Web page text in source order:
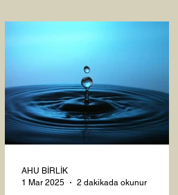
AHU BİRLİK
1 Mar 2025
2 dakikada okunur